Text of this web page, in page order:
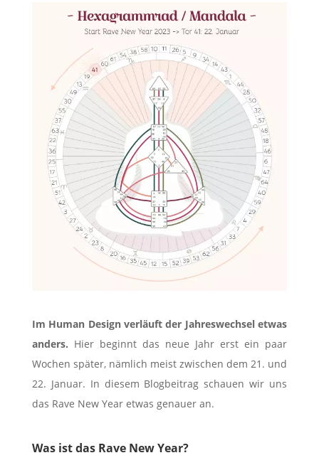
Im Human Design verläuft der Jahreswechsel etwas
anders. Hier beginnt das neue Jahr erst ein paar
Wochen später, nämlich meist zwischen dem 21. und
22. Januar. In diesem Blogbeitrag schauen wir uns
das Rave New Year etwas genauer an.
Was ist das Rave New Year?